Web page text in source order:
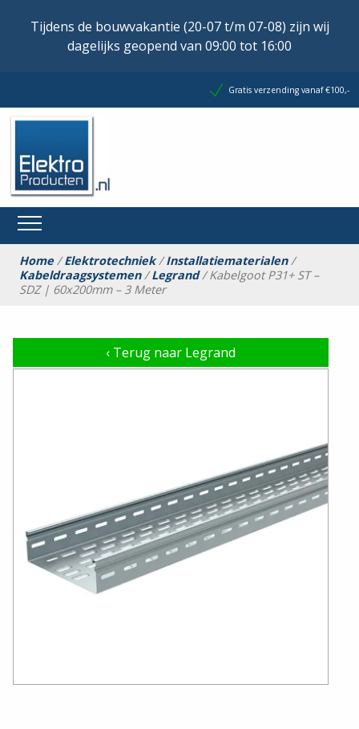
Tijdens de bouwvakantie (20-07 t/m 07-08) zijn wij
dagelijks geopend van 09:00 tot 16:00
Gratis verzending vanaf €100,-
Home/Elektrotechniek/Installatiematerialen/
Kabeldraagsystemen/Legrand/ Kabelgoot P31+ ST –
SDZ | 60x200mm – 3 Meter
‹ Terug naar Legrand